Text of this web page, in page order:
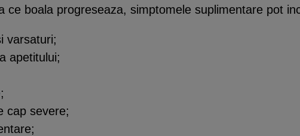
ce boala progreseaza, simptomele suplimentare pot
varsaturi;
apetitului;
;
cap severe;